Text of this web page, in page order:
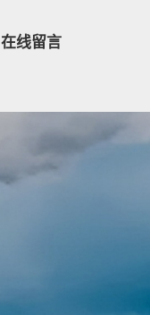
在线留言